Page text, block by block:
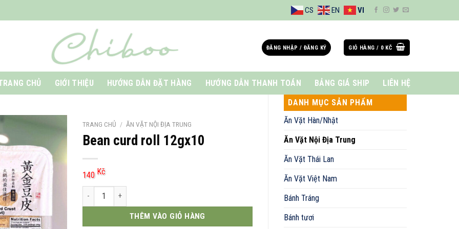
CS EN VI
ĐĂNG NHẬP / ĐĂNG KÝ GIỎ HÀNG / 0 KČ
CHỦ GIỚI THIỆU HƯỚNG DẪN ĐẶT HÀNG HƯỚNG DẪN THANH TOÁN BẢNG GIÁ SHIP
LIÊN HỆ
DANH MỤC SẢN PHẨM
Ăn Vặt Hàn/Nhật
Ăn Vặt Nội Địa Trung
Ăn Vặt Thái Lan
Ăn Vặt Việt Nam
Bánh Tráng
Bánh tươi
TRANG CHỦ / ĂN VẶT NỘI ĐỊA TRUNG
Bean curd roll 12gx10
140 Kč
Bean curd roll 12gx10 số lượng
THÊM VÀO GIỎ HÀNG